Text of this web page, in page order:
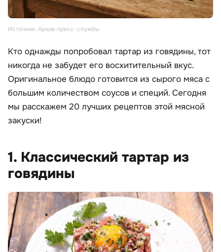
Источник: Архив пресс-службы
Кто однажды попробовал тартар из говядины, тот
никогда не забудет его восхитительный вкус.
Оригинальное блюдо готовится из сырого мяса с
большим количеством соусов и специй. Сегодня
мы расскажем 20 лучших рецептов этой мясной
закуски!
1. Классический тартар из
говядины